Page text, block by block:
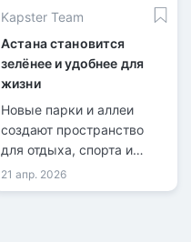
Kapster Team
Астана становится
зелёнее и удобнее для
жизни
Новые парки и аллеи
создают пространство
для отдыха, спорта и
повседневных встреч.
21 апр. 2026